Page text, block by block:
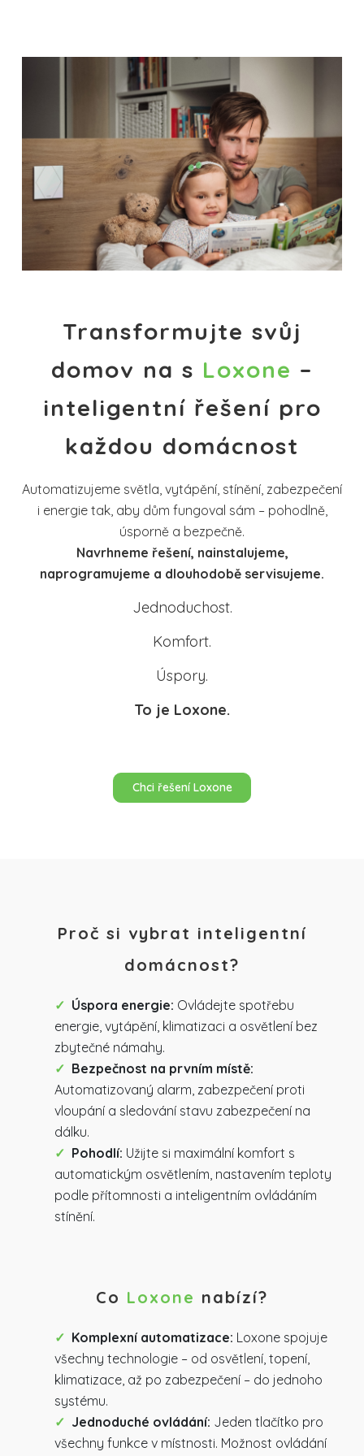
Transformujte svůj
domov na s Loxone –
inteligentní řešení pro
každou domácnost
Automatizujeme světla, vytápění, stínění, zabezpečení
i energie tak, aby dům fungoval sám – pohodlně,
úsporně a bezpečně.
Navrhneme řešení, nainstalujeme,
naprogramujeme a dlouhodobě servisujeme.
Jednoduchost.
Komfort.
Úspory.
To je Loxone.
Chci řešení Loxone
Proč si vybrat inteligentní
domácnost?
Úspora energie: Ovládejte spotřebu
energie, vytápění, klimatizaci a osvětlení bez
zbytečné námahy.
Bezpečnost na prvním místě:
Automatizovaný alarm, zabezpečení proti
vloupání a sledování stavu zabezpečení na
dálku.
Pohodlí: Užijte si maximální komfort s
automatickým osvětlením, nastavením teploty
podle přítomnosti a inteligentním ovládáním
stínění.
Co Loxone nabízí?
Komplexní automatizace: Loxone spojuje
všechny technologie – od osvětlení, topení,
klimatizace, až po zabezpečení – do jednoho
systému.
Jednoduché ovládání: Jeden tlačítko pro
všechny funkce v místnosti. Možnost ovládání